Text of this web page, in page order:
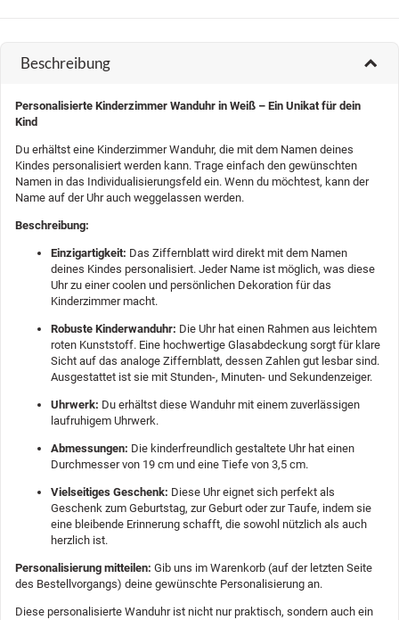
Beschreibung
Personalisierte Kinderzimmer Wanduhr in Weiß – Ein Unikat für dein
Kind
Du erhältst eine Kinderzimmer Wanduhr, die mit dem Namen deines
Kindes personalisiert werden kann. Trage einfach den gewünschten
Namen in das Individualisierungsfeld ein. Wenn du möchtest, kann der
Name auf der Uhr auch weggelassen werden.
Beschreibung:
Einzigartigkeit: Das Ziffernblatt wird direkt mit dem Namen
deines Kindes personalisiert. Jeder Name ist möglich, was diese
Uhr zu einer coolen und persönlichen Dekoration für das
Kinderzimmer macht.
Robuste Kinderwanduhr: Die Uhr hat einen Rahmen aus leichtem
roten Kunststoff. Eine hochwertige Glasabdeckung sorgt für klare
Sicht auf das analoge Ziffernblatt, dessen Zahlen gut lesbar sind.
Ausgestattet ist sie mit Stunden-, Minuten- und Sekundenzeiger.
Uhrwerk: Du erhältst diese Wanduhr mit einem zuverlässigen
laufruhigem Uhrwerk.
Abmessungen: Die kinderfreundlich gestaltete Uhr hat einen
Durchmesser von 19 cm und eine Tiefe von 3,5 cm.
Vielseitiges Geschenk: Diese Uhr eignet sich perfekt als
Geschenk zum Geburtstag, zur Geburt oder zur Taufe, indem sie
eine bleibende Erinnerung schafft, die sowohl nützlich als auch
herzlich ist.
Personalisierung mitteilen: Gib uns im Warenkorb (auf der letzten Seite
des Bestellvorgangs) deine gewünschte Personalisierung an.
Diese personalisierte Wanduhr ist nicht nur praktisch, sondern auch ein